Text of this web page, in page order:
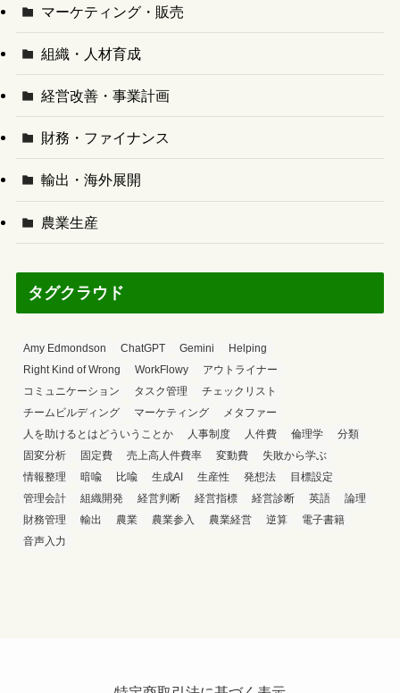
マーケティング・販売
組織・人材育成
経営改善・事業計画
財務・ファイナンス
輸出・海外展開
農業生産
タグクラウド
Amy Edmondson ChatGPT Gemini
Helping
Right Kind of Wrong
WorkFlowy
アウトライナー
コミュニケーション
タスク管理
チェックリスト
チームビルディング
マーケティング
メタファー
人を助けるとはどういうことか
人事制度 人件費 倫理学
分類
固変分析
固定費 売上高人件費率 変動費
失敗から学ぶ
情報整理
暗喩 比喩 生成AI 生産性 発想法
目標設定
管理会計
組織開発 経営判断 経営指標 経営診断 英語
論理
財務管理
輸出 農業 農業参入 農業経営 逆算
電子書籍
音声入力